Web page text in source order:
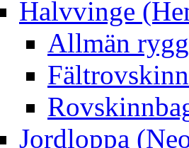
Halvvinge
Allmän
Jordloppa